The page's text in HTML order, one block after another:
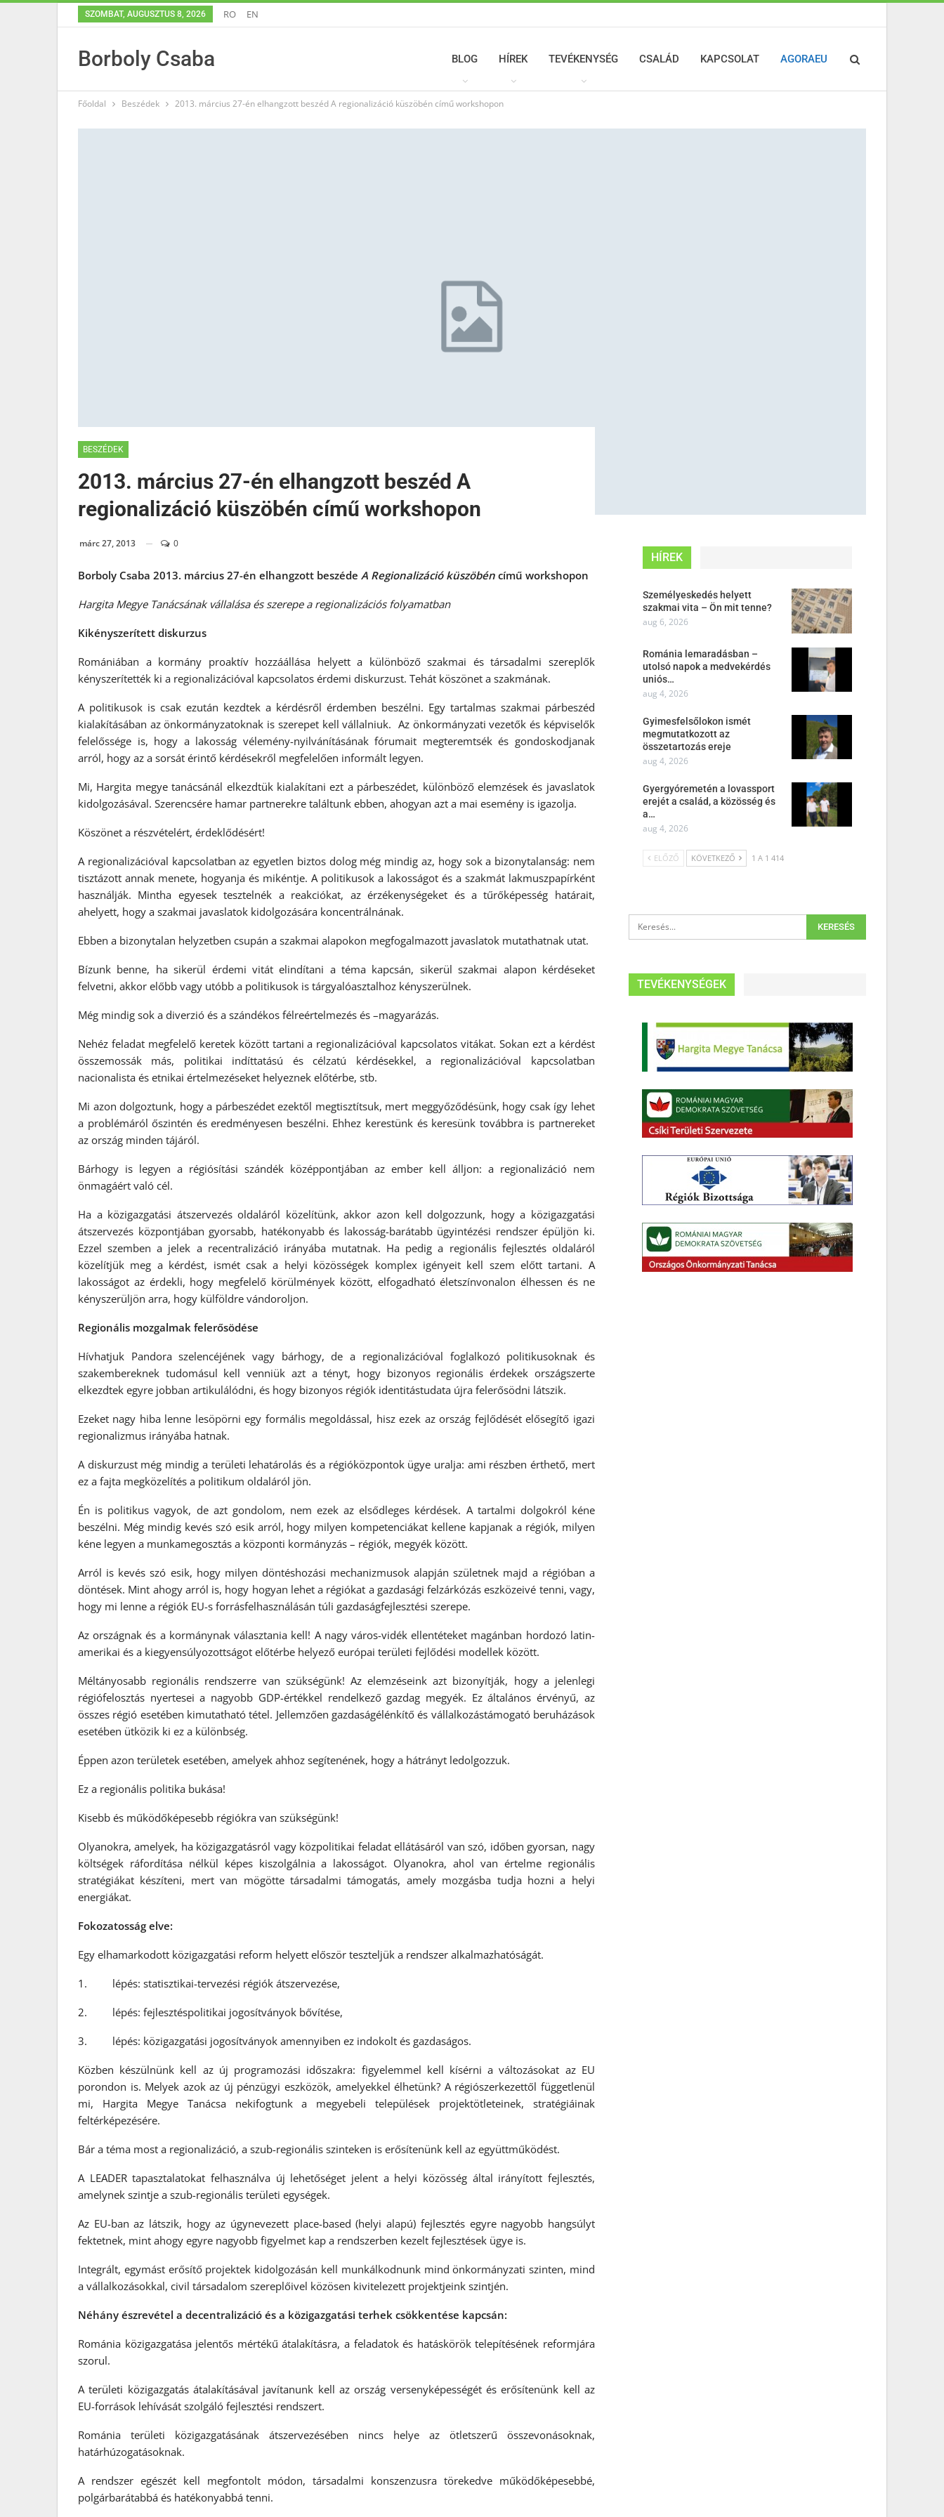
SZOMBAT, AUGUSZTUS 8, 2026 RO EN
Borboly Csaba BLOG HÍREK TEVÉKENYSÉG CSALÁD KAPCSOLAT AGORAEU
Főoldal Beszédek 2013. március 27-én elhangzott beszéd A regionalizáció küszöbén című workshopon
BESZÉDEK
2013. március 27-én elhangzott beszéd A
regionalizáció küszöbén című workshopon
márc 27, 2013 0
Borboly Csaba 2013. március 27-én elhangzott beszéde A Regionalizáció küszöbén című workshopon
Hargita Megye Tanácsának vállalása és szerepe a regionalizációs folyamatban
Kikényszerített diskurzus
Romániában a kormány proaktív hozzáállása helyett a különböző szakmai és társadalmi szereplők
kényszerítették ki a regionalizációval kapcsolatos érdemi diskurzust. Tehát köszönet a szakmának.
A politikusok is csak ezután kezdtek a kérdésről érdemben beszélni. Egy tartalmas szakmai párbeszéd
kialakításában az önkormányzatoknak is szerepet kell vállalniuk. Az önkormányzati vezetők és képviselők
felelőssége is, hogy a lakosság vélemény-nyilvánításának fórumait megteremtsék és gondoskodjanak
arról, hogy az a sorsát érintő kérdésekről megfelelően informált legyen.
Mi, Hargita megye tanácsánál elkezdtük kialakítani ezt a párbeszédet, különböző elemzések és javaslatok
kidolgozásával. Szerencsére hamar partnerekre találtunk ebben, ahogyan azt a mai esemény is igazolja.
Köszönet a részvételért, érdeklődésért!
A regionalizációval kapcsolatban az egyetlen biztos dolog még mindig az, hogy sok a bizonytalanság: nem
tisztázott annak menete, hogyanja és mikéntje. A politikusok a lakosságot és a szakmát lakmuszpapírként
használják. Mintha egyesek tesztelnék a reakciókat, az érzékenységeket és a tűrőképesség határait,
ahelyett, hogy a szakmai javaslatok kidolgozására koncentrálnának.
Ebben a bizonytalan helyzetben csupán a szakmai alapokon megfogalmazott javaslatok mutathatnak utat.
Bízunk benne, ha sikerül érdemi vitát elindítani a téma kapcsán, sikerül szakmai alapon kérdéseket
felvetni, akkor előbb vagy utóbb a politikusok is tárgyalóasztalhoz kényszerülnek.
Még mindig sok a diverzió és a szándékos félreértelmezés és –magyarázás.
Nehéz feladat megfelelő keretek között tartani a regionalizációval kapcsolatos vitákat. Sokan ezt a kérdést
összemossák más, politikai indíttatású és célzatú kérdésekkel, a regionalizációval kapcsolatban
nacionalista és etnikai értelmezéseket helyeznek előtérbe, stb.
Mi azon dolgoztunk, hogy a párbeszédet ezektől megtisztítsuk, mert meggyőződésünk, hogy csak így lehet
a problémáról őszintén és eredményesen beszélni. Ehhez kerestünk és keresünk továbbra is partnereket
az ország minden tájáról.
Bárhogy is legyen a régiósítási szándék középpontjában az ember kell álljon: a regionalizáció nem
önmagáért való cél.
Ha a közigazgatási átszervezés oldaláról közelítünk, akkor azon kell dolgozzunk, hogy a közigazgatási
átszervezés központjában gyorsabb, hatékonyabb és lakosság-barátabb ügyintézési rendszer épüljön ki.
Ezzel szemben a jelek a recentralizáció irányába mutatnak. Ha pedig a regionális fejlesztés oldaláról
közelítjük meg a kérdést, ismét csak a helyi közösségek komplex igényeit kell szem előtt tartani. A
lakosságot az érdekli, hogy megfelelő körülmények között, elfogadható életszínvonalon élhessen és ne
kényszerüljön arra, hogy külföldre vándoroljon.
Regionális mozgalmak felerősödése
Hívhatjuk Pandora szelencéjének vagy bárhogy, de a regionalizációval foglalkozó politikusoknak és
szakembereknek tudomásul kell venniük azt a tényt, hogy bizonyos regionális érdekek országszerte
elkezdtek egyre jobban artikulálódni, és hogy bizonyos régiók identitástudata újra felerősödni látszik.
Ezeket nagy hiba lenne lesöpörni egy formális megoldással, hisz ezek az ország fejlődését elősegítő igazi
regionalizmus irányába hatnak.
A diskurzust még mindig a területi lehatárolás és a régióközpontok ügye uralja: ami részben érthető, mert
ez a fajta megközelítés a politikum oldaláról jön.
Én is politikus vagyok, de azt gondolom, nem ezek az elsődleges kérdések. A tartalmi dolgokról kéne
beszélni. Még mindig kevés szó esik arról, hogy milyen kompetenciákat kellene kapjanak a régiók, milyen
kéne legyen a munkamegosztás a központi kormányzás – régiók, megyék között.
Arról is kevés szó esik, hogy milyen döntéshozási mechanizmusok alapján születnek majd a régióban a
döntések. Mint ahogy arról is, hogy hogyan lehet a régiókat a gazdasági felzárkózás eszközeivé tenni, vagy,
hogy mi lenne a régiók EU-s forrásfelhasználásán túli gazdaságfejlesztési szerepe.
Az országnak és a kormánynak választania kell! A nagy város-vidék ellentéteket magánban hordozó latin-
amerikai és a kiegyensúlyozottságot előtérbe helyező európai területi fejlődési modellek között.
Méltányosabb regionális rendszerre van szükségünk! Az elemzéseink azt bizonyítják, hogy a jelenlegi
régiófelosztás nyertesei a nagyobb GDP-értékkel rendelkező gazdag megyék. Ez általános érvényű, az
összes régió esetében kimutatható tétel. Jellemzően gazdaságélénkítő és vállalkozástámogató beruházások
esetében ütközik ki ez a különbség.
Éppen azon területek esetében, amelyek ahhoz segítenének, hogy a hátrányt ledolgozzuk.
Ez a regionális politika bukása!
Kisebb és működőképesebb régiókra van szükségünk!
Olyanokra, amelyek, ha közigazgatásról vagy közpolitikai feladat ellátásáról van szó, időben gyorsan, nagy
költségek ráfordítása nélkül képes kiszolgálnia a lakosságot. Olyanokra, ahol van értelme regionális
stratégiákat készíteni, mert van mögötte társadalmi támogatás, amely mozgásba tudja hozni a helyi
energiákat.
Fokozatosság elve:
Egy elhamarkodott közigazgatási reform helyett először teszteljük a rendszer alkalmazhatóságát.
1. lépés: statisztikai-tervezési régiók átszervezése,
2. lépés: fejlesztéspolitikai jogosítványok bővítése,
3. lépés: közigazgatási jogosítványok amennyiben ez indokolt és gazdaságos.
Közben készülnünk kell az új programozási időszakra: figyelemmel kell kísérni a változásokat az EU
porondon is. Melyek azok az új pénzügyi eszközök, amelyekkel élhetünk? A régiószerkezettől függetlenül
mi, Hargita Megye Tanácsa nekifogtunk a megyebeli települések projektötleteinek, stratégiáinak
feltérképezésére.
Bár a téma most a regionalizáció, a szub-regionális szinteken is erősítenünk kell az együttműködést.
A LEADER tapasztalatokat felhasználva új lehetőséget jelent a helyi közösség által irányított fejlesztés,
amelynek szintje a szub-regionális területi egységek.
Az EU-ban az látszik, hogy az úgynevezett place-based (helyi alapú) fejlesztés egyre nagyobb hangsúlyt
fektetnek, mint ahogy egyre nagyobb figyelmet kap a rendszerben kezelt fejlesztések ügye is.
Integrált, egymást erősítő projektek kidolgozásán kell munkálkodnunk mind önkormányzati szinten, mind
a vállalkozásokkal, civil társadalom szereplőivel közösen kivitelezett projektjeink szintjén.
Néhány észrevétel a decentralizáció és a közigazgatási terhek csökkentése kapcsán:
Románia közigazgatása jelentős mértékű átalakításra, a feladatok és hatáskörök telepítésének reformjára
szorul.
A területi közigazgatás átalakításával javítanunk kell az ország versenyképességét és erősítenünk kell az
EU-források lehívását szolgáló fejlesztési rendszert.
Románia területi közigazgatásának átszervezésében nincs helye az ötletszerű összevonásoknak,
határhúzogatásoknak.
A rendszer egészét kell megfontolt módon, társadalmi konszenzusra törekedve működőképesebbé,
polgárbarátabbá és hatékonyabbá tenni.
HÍREK
Személyeskedés helyett
szakmai vita – Ön mit tenne?
aug 6, 2026
Románia lemaradásban –
utolsó napok a medvekérdés
uniós…
aug 4, 2026
Gyimesfelsőlokon ismét
megmutatkozott az
összetartozás ereje
aug 4, 2026
Gyergyóremetén a lovassport
erejét a család, a közösség és
a…
aug 4, 2026
ELŐZŐ KÖVETKEZŐ 1 A 1 414
TEVÉKENYSÉGEK